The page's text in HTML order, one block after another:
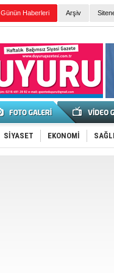
Günün Haberleri Arşiv
SİYASET EKONOMİ